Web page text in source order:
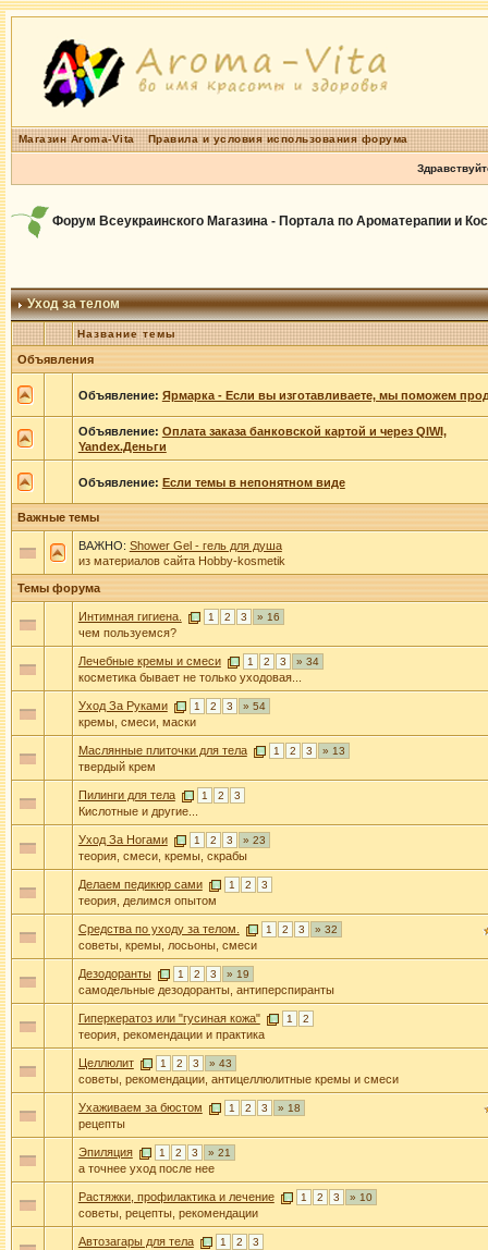
Магазин Aroma-Vita Правила и условия использования форума
Форум Всеукраинского Магазина - Портала по Ароматерапии и
Уход за телом
Название темы
Объявления
Объявление: Ярмарка - Если вы изготавливаете, мы поможем
Объявление: Оплата заказа банковской картой и через QIWI,
Yandex.Деньги
Объявление: Если темы в непонятном виде
Важные темы
ВАЖНО: Shower Gel - гель для душа
из материалов сайта Нobby-kosmetik
Темы форума
Интимная гигиена. 1 2 3 » 16
чем пользуемся?
Лечебные кремы и смеси 1 2 3 » 34
косметика бывает не только уходовая...
Уход За Руками 1 2 3 » 54
кремы, смеси, маски
Маслянные плиточки для тела 1 2 3 » 13
твердый крем
Пилинги для тела 1 2 3
Кислотные и другие...
Уход За Ногами 1 2 3 » 23
теория, смеси, кремы, скрабы
Делаем педикюр сами 1 2 3
теория, делимся опытом
Средства по уходу за телом. 1 2 3 » 32
советы, кремы, лосьоны, смеси
Дезодоранты 1 2 3 » 19
самодельные дезодоранты, антиперспиранты
Гиперкератоз или "гусиная кожа" 1 2
теория, рекомендации и практика
Целлюлит 1 2 3 » 43
советы, рекомендации, антицеллюлитные кремы и смеси
Ухаживаем за бюстом 1 2 3 » 18
рецепты
Эпиляция 1 2 3 » 21
а точнее уход после нее
Растяжки, профилактика и лечение 1 2 3 » 10
советы, рецепты, рекомендации
Автозагары для тела 1 2 3